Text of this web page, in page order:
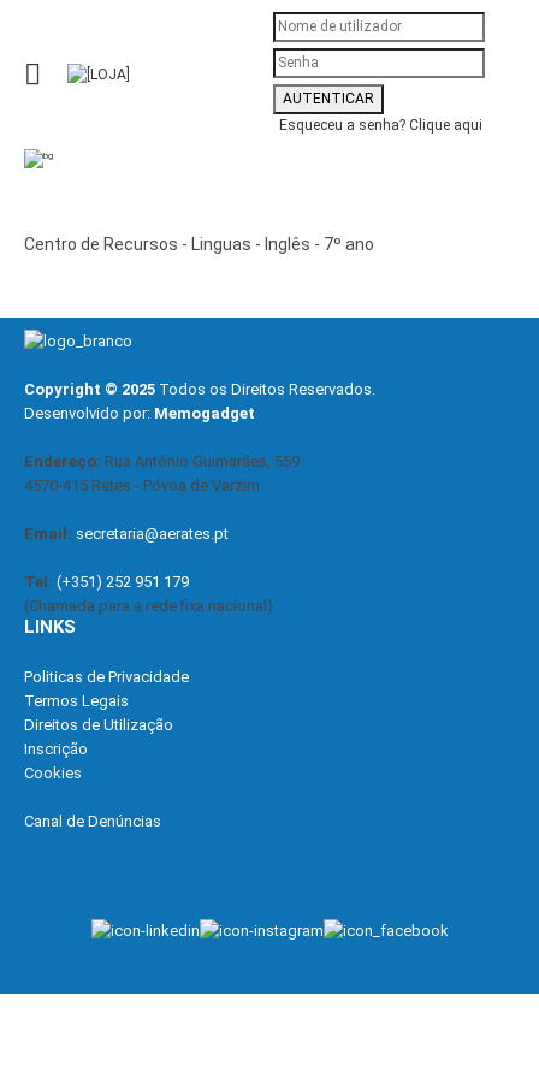
Esqueceu a senha? Clique aqui
Centro de Recursos - Linguas - Inglês - 7º ano
Copyright © 2025 Todos os Direitos Reservados.
Desenvolvido por: Memogadget
Endereço: Rua António Guimarães, 559
4570-415 Rates - Póvoa de Varzim
Email: secretaria@aerates.pt
Tel: (+351) 252 951 179
(Chamada para a rede fixa nacional)
LINKS
Politicas de Privacidade
Termos Legais
Direitos de Utilização
Inscrição
Cookies
Canal de Denúncias